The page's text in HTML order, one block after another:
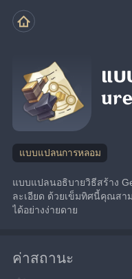
แบ
แบบแปลนการหลอม
แบบแปลนอธิบายวิธีสร้าง
ละเอียด ด้วยเข็มทิศนี้คุณส
ได้อย่างง่ายดาย
ค่าสถานะ